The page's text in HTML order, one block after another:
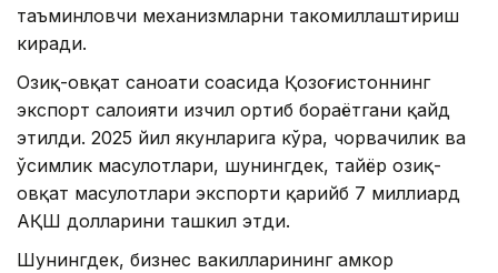
таъминловчи механизмларни такомиллаштириш
киради.
Озиқ-овқат саноати соҳасида Қозоғистоннинг
экспорт салоҳияти изчил ортиб бораётгани қайд
этилди. 2025 йил якунларига кўра, чорвачилик ва
ўсимлик маҳсулотлари, шунингдек, тайёр озиқ-
овқат маҳсулотлари экспорти қарийб 7 миллиард
АҚШ долларини ташкил этди.
Шунингдек, бизнес вакилларининг ҳамкор